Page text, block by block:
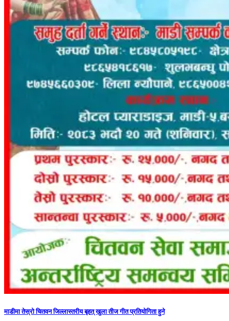
माडीमा तेस्रो चितवन जिल्लास्तरीय बृहत् खुला तीज गीत प्रतियोगिता हुने